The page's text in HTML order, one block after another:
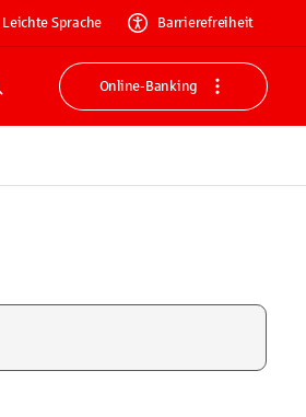
Leichte Sprache Barrierefreiheit
Suche
Online-Banking